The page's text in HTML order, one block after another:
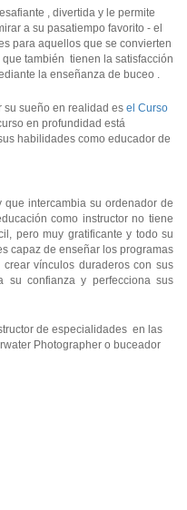
, divertida y le permite
a su pasatiempo favorito - el
para aquellos que se convierten
también tienen la satisfacción
la enseñanza de buceo .
su sueño en realidad es el Curso
en profundidad está
habilidades como educador de
intercambia su ordenador de
como instructor no tiene
pero muy gratificante y todo su
capaz de enseñar los programas
vínculos duraderos con sus
su confianza y perfecciona sus
de especialidades en las
Photographer o buceador